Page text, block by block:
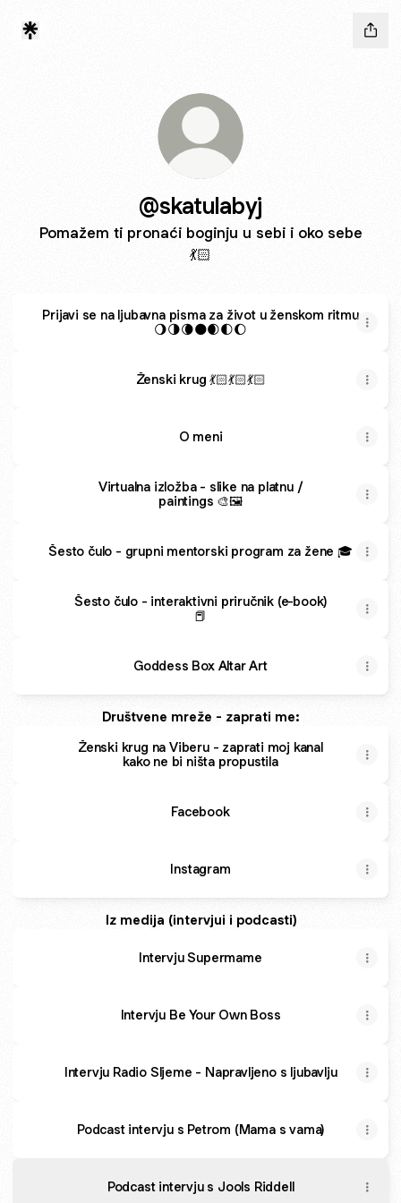
@skatulabyj
Pomažem ti pronaći boginju u sebi i oko sebe
💃🏻
Prijavi se na ljubavna pisma za život u ženskom ritmu
🌖🌗🌘🌑🌒🌓🌔
Ženski krug 💃🏻💃🏻💃🏻
O meni
Virtualna izložba - slike na platnu /
paintings 🎨🖼️
Šesto čulo - grupni mentorski program za žene 🎓
Šesto čulo - interaktivni priručnik (e-book)
📕
Goddess Box Altar Art
Društvene mreže - zaprati me:
Ženski krug na Viberu - zaprati moj kanal
kako ne bi ništa propustila
Facebook
Instagram
Iz medija (intervjui i podcasti)
Intervju Supermame
Intervju Be Your Own Boss
Intervju Radio Sljeme - Napravljeno s ljubavlju
Podcast intervju s Petrom (Mama s vama)
Podcast intervju s Jools Riddell